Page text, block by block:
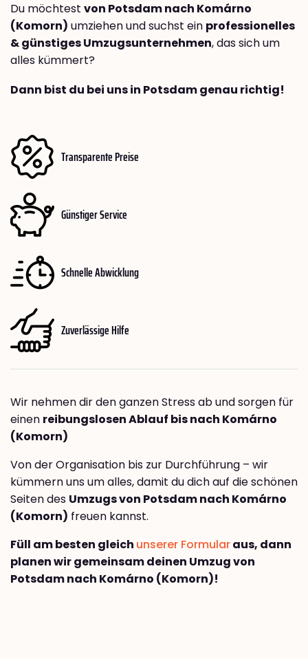
Du möchtest von Potsdam nach Komárno
(Komorn) umziehen und suchst ein professionelles
& günstiges Umzugsunternehmen, das sich um
alles kümmert?
Dann bist du bei uns in Potsdam genau richtig!
Transparente Preise
Günstiger Service
Schnelle Abwicklung
Zuverlässige Hilfe
Wir nehmen dir den ganzen Stress ab und sorgen für
einen reibungslosen Ablauf bis nach Komárno
(Komorn)
Von der Organisation bis zur Durchführung – wir
kümmern uns um alles, damit du dich auf die schönen
Seiten des Umzugs von Potsdam nach Komárno
(Komorn) freuen kannst.
Füll am besten gleich unserer Formularaus, dann
planen wir gemeinsam deinen Umzug von
Potsdam nach Komárno (Komorn)!